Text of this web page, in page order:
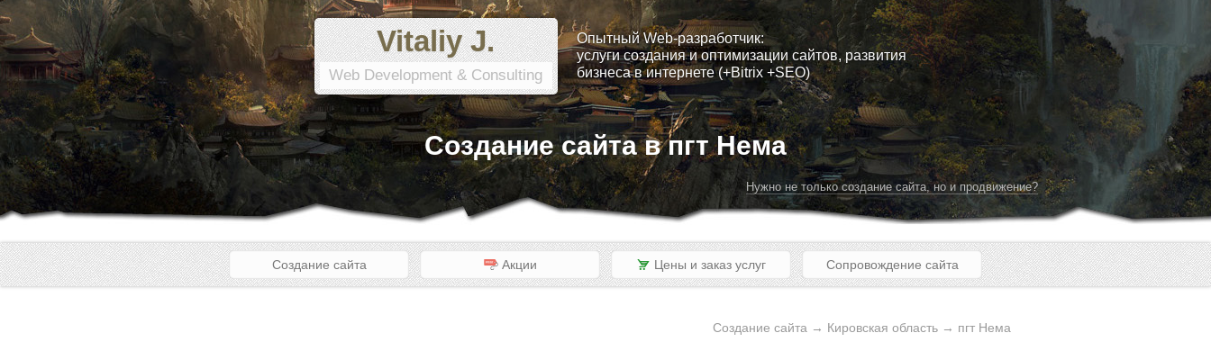
Vitaliy J.
Web Development & Consulting
Опытный Web-разработчик:
услуги создания и оптимизации сайтов, развития
бизнеса в интернете (+Bitrix +SEO)
Создание сайта в пгт Нема
Нужно не только создание сайта, но и продвижение?
Создание сайта Акции Цены и заказ услуг Сопровождение сайта
Создание сайта → Кировская область → пгт Нема